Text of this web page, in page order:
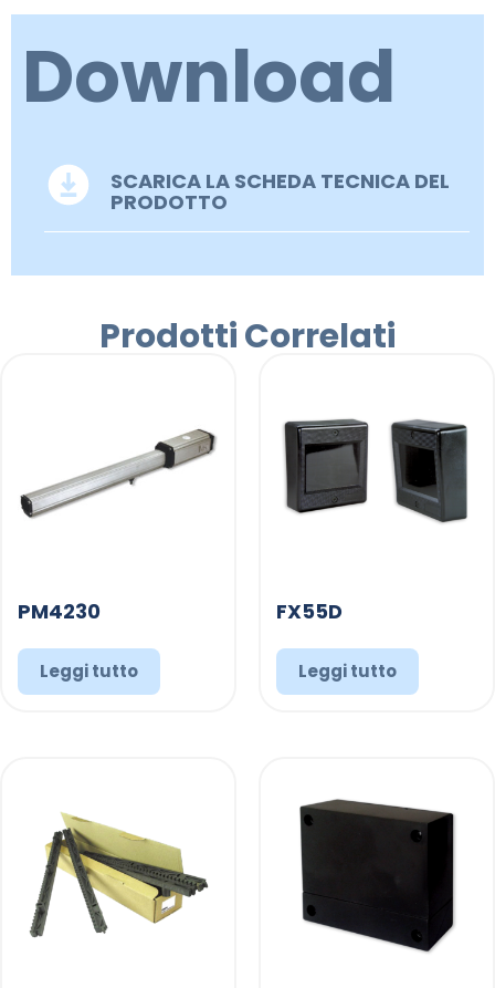
Download
SCARICA LA SCHEDA TECNICA DEL
PRODOTTO
Prodotti Correlati
PM4230
Leggi tutto
FX55D
Leggi tutto